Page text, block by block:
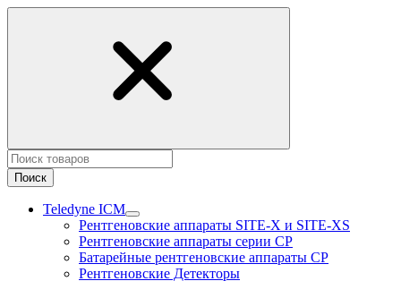
Поиск
Teledyne ICM
Рентгеновские аппараты SITE-X и SITE-XS
Рентгеновские аппараты серии CP
Батарейные рентгеновские аппараты CP
Рентгеновские Детекторы